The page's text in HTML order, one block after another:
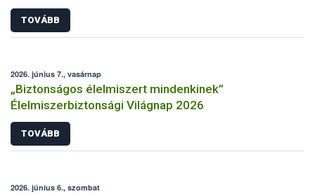
TOVÁBB
2026. június 7., vasárnap
„Biztonságos élelmiszert mindenkinek”
Élelmiszerbiztonsági Világnap 2026
TOVÁBB
2026. június 6., szombat